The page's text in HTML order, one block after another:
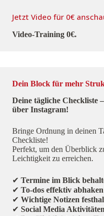
Jetzt Video für 0€
Video-Training 0€.
Dein Block für mehr
Deine tägliche
über Instagram!
Bringe Ordnung in deinen
Checkliste!
Perfekt, um den Überblick
Leichtigkeit zu erreichen.
✔ Termine im Blick
✔ To-dos effektiv abhaken
✔ Wichtige Notizen
✔ Social Media